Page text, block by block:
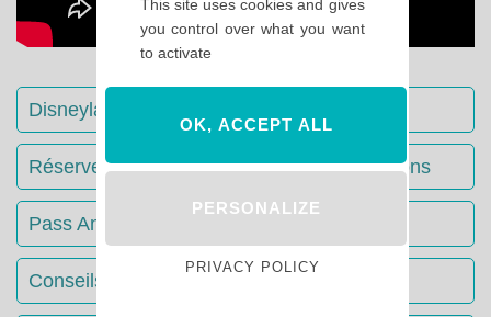
Disneyland Paris : Le guide complet
Réserver votre séjour : toutes les informations
Pass Annuels Disney : informations
Conseils & Astuces Disneyland Paris
This site uses cookies and gives
you control over what you want
to activate
OK, ACCEPT ALL
PERSONALIZE
PRIVACY POLICY